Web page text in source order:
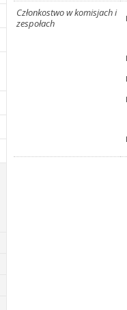
Członkostwo w komisjach i
zespołach